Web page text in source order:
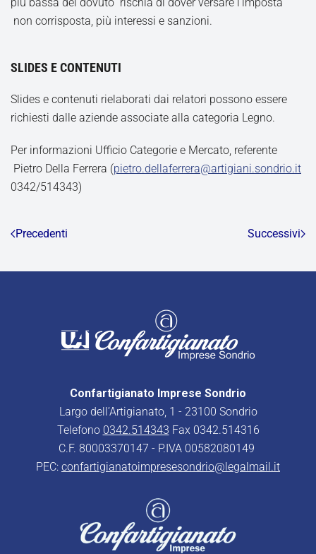
non corrisposta, più interessi e sanzioni.
SLIDES E CONTENUTI
Slides e contenuti rielaborati dai relatori possono essere
richiesti dalle aziende associate alla categoria Legno.
Per informazioni Ufficio Categorie e Mercato, referente
Pietro Della Ferrera (pietro.dellaferrera@artigiani.sondrio.it
0342/514343)
Precedenti Successivi
Confartigianato Imprese Sondrio
Largo dell’Artigianato, 1 - 23100 Sondrio
Telefono 0342.514343 Fax 0342.514316
C.F. 80003370147 - P.IVA 00582080149
PEC: confartigianatoimpresesondrio@legalmail.it